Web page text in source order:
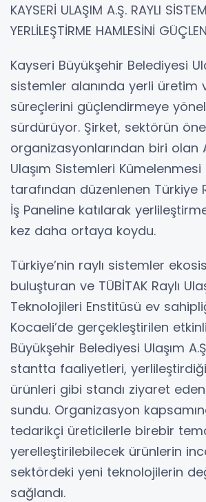
KAYSERİ ULAŞIM A.Ş. RAYLI
YERLİLEŞTİRME HAMLESİNİ
Kayseri Büyükşehir Belediyesi
sistemler alanında yerli üretim
süreçlerini güçlendirmeye
sürdürüyor. Şirket, sektörün
organizasyonlarından biri olan
Ulaşım Sistemleri Kümelenmesi
tarafından düzenlenen Türkiye
İş Paneline katılarak
kez daha ortaya koydu.
Türkiye’nin raylı sistemler
buluşturan ve TÜBİTAK Raylı
Teknolojileri Enstitüsü ev
Kocaeli’de gerçekleştirilen
Büyükşehir Belediyesi Ulaşım
stantta faaliyetleri,
ürünleri gibi standı ziyaret
sundu. Organizasyon
tedarikçi üreticilerle birebir
yerelleştirilebilecek ürünlerin
sektördeki yeni teknolojilerin
sağlandı.